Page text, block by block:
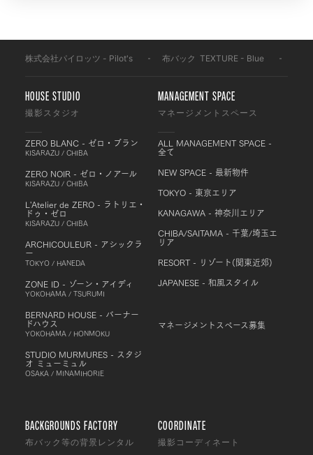
株式会社パイロッツ - Pilot's 布バック TEXTURE - Blue
HOUSE STUDIO
撮影スタジオ
ZERO BLANC - ゼロ・ブラン
KISARAZU / CHIBA
ZERO NOIR - ゼロ・ノアール
KISARAZU / CHIBA
L'Atelier de ZERO - ラトリエ・
ドゥ・ゼロ
KISARAZU / CHIBA
ARCHICOULEUR - アシックラ
ー
TOKYO / HANEDA
ZONE ID - ゾーン・アイディ
YOKOHAMA / TSURUMI
BERNARD HOUSE - バーナー
ドハウス
YOKOHAMA / HONMOKU
STUDIO MURMURES - スタジ
オ ミューミュル
OSAKA / MINAMIHORIE
MANAGEMENT SPACE
マネージメントスペース
ALL MANAGEMENT SPACE -
全て
NEW SPACE - 最新物件
TOKYO - 東京エリア
KANAGAWA - 神奈川エリア
CHIBA/SAITAMA - 千葉/埼玉エ
リア
RESORT - リゾート(関東近郊)
JAPANESE - 和風スタイル
マネージメントスペース募集
BACKGROUNDS FACTORY
布バック等の背景レンタル
COORDINATE
撮影コーディネート